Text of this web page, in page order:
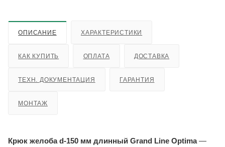
ОПИСАНИЕ ХАРАКТЕРИСТИКИ
КАК КУПИТЬ ОПЛАТА ДОСТАВКА
ТЕХН. ДОКУМЕНТАЦИЯ ГАРАНТИЯ
МОНТАЖ
Крюк желоба d-150 мм длинный Grand Line Optima—